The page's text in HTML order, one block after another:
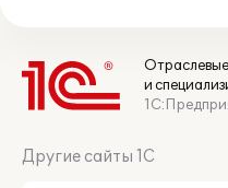
Отраслевые
и
Другие сайты 1С